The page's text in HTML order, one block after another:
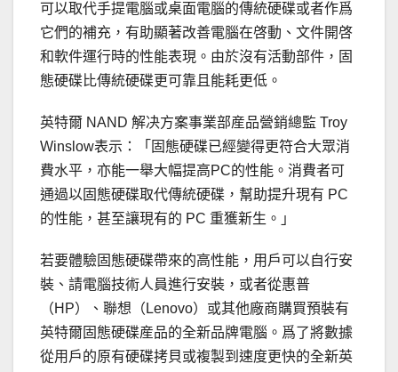
可以取代手提電腦或桌面電腦的傳統硬碟或者作爲
它們的補充，有助顯著改善電腦在啓動、文件開啓
和軟件運行時的性能表現。由於沒有活動部件，固
態硬碟比傳統硬碟更可靠且能耗更低。
英特爾 NAND 解决方案事業部産品營銷總監 Troy
Winslow表示：「固態硬碟已經變得更符合大眾消
費水平，亦能一舉大幅提高PC的性能。消費者可
通過以固態硬碟取代傳統硬碟，幫助提升現有 PC
的性能，甚至讓現有的 PC 重獲新生。」
若要體驗固態硬碟帶來的高性能，用戶可以自行安
裝、請電腦技術人員進行安裝，或者從惠普
（HP）、聯想（Lenovo）或其他廠商購買預裝有
英特爾固態硬碟産品的全新品牌電腦。爲了將數據
從用戶的原有硬碟拷貝或複製到速度更快的全新英